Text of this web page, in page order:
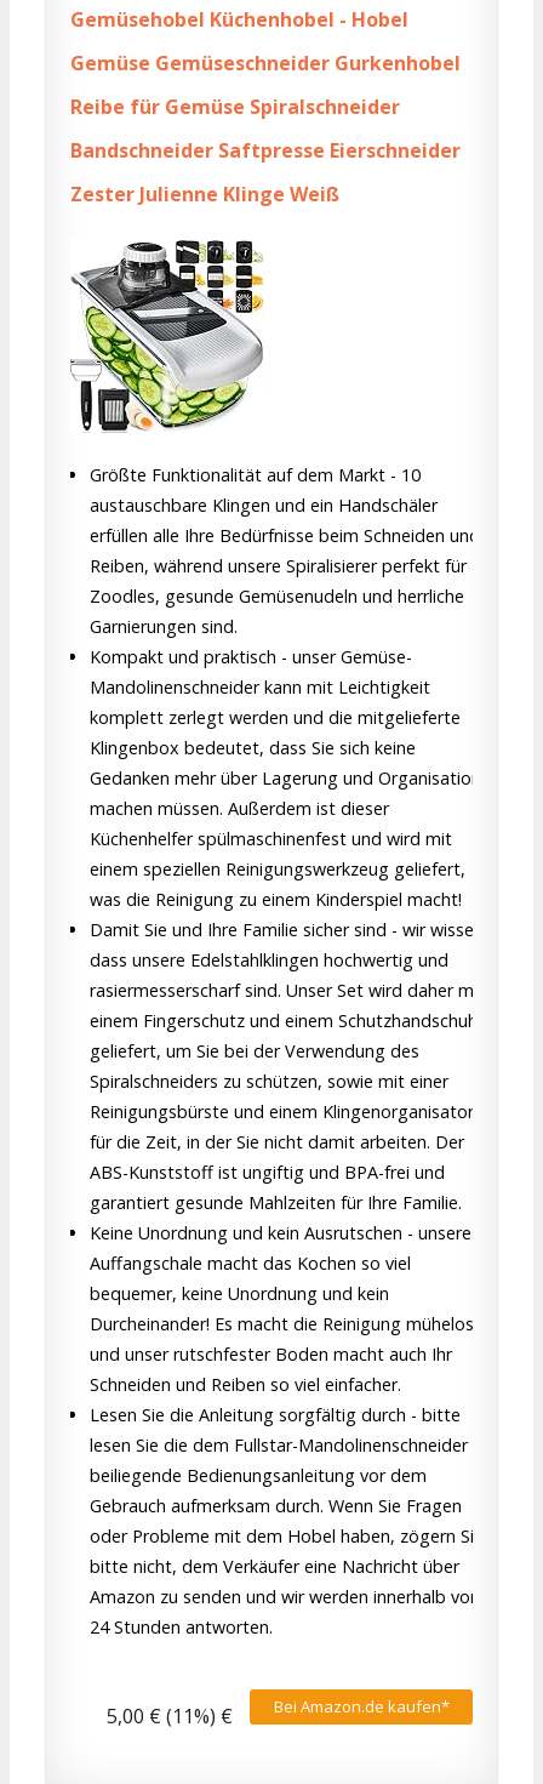
Gemüsehobel Küchenhobel - Hobel
Gemüse Gemüseschneider Gurkenhobel
Reibe für Gemüse Spiralschneider
Bandschneider Saftpresse Eierschneider
Zester Julienne Klinge Weiß
Größte Funktionalität auf dem Markt - 10
austauschbare Klingen und ein Handschäler
erfüllen alle Ihre Bedürfnisse beim Schneiden und
Reiben, während unsere Spiralisierer perfekt für
Zoodles, gesunde Gemüsenudeln und herrliche
Garnierungen sind.
Kompakt und praktisch - unser Gemüse-
Mandolinenschneider kann mit Leichtigkeit
komplett zerlegt werden und die mitgelieferte
Klingenbox bedeutet, dass Sie sich keine
Gedanken mehr über Lagerung und Organisation
machen müssen. Außerdem ist dieser
Küchenhelfer spülmaschinenfest und wird mit
einem speziellen Reinigungswerkzeug geliefert,
was die Reinigung zu einem Kinderspiel macht!
Damit Sie und Ihre Familie sicher sind - wir wissen,
dass unsere Edelstahlklingen hochwertig und
rasiermesserscharf sind. Unser Set wird daher mit
einem Fingerschutz und einem Schutzhandschuh
geliefert, um Sie bei der Verwendung des
Spiralschneiders zu schützen, sowie mit einer
Reinigungsbürste und einem Klingenorganisator
für die Zeit, in der Sie nicht damit arbeiten. Der
ABS-Kunststoff ist ungiftig und BPA-frei und
garantiert gesunde Mahlzeiten für Ihre Familie.
Keine Unordnung und kein Ausrutschen - unsere
Auffangschale macht das Kochen so viel
bequemer, keine Unordnung und kein
Durcheinander! Es macht die Reinigung mühelos
und unser rutschfester Boden macht auch Ihr
Schneiden und Reiben so viel einfacher.
Lesen Sie die Anleitung sorgfältig durch - bitte
lesen Sie die dem Fullstar-Mandolinenschneider
beiliegende Bedienungsanleitung vor dem
Gebrauch aufmerksam durch. Wenn Sie Fragen
oder Probleme mit dem Hobel haben, zögern Sie
bitte nicht, dem Verkäufer eine Nachricht über
Amazon zu senden und wir werden innerhalb von
24 Stunden antworten.
Bei Amazon.de kaufen*
5,00 € (11%) €